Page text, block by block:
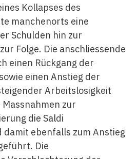
Kollapses des
manchenorts eine
Schulden hin zur
Folge. Die anschliessende
einen Rückgang der
einen Anstieg der
Arbeitslosigkeit
zur
die Saldi
ebenfalls zum Anstieg
Die